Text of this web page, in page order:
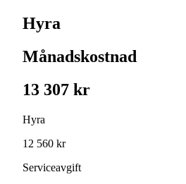
Hyra
Månadskostnad
13 307 kr
Hyra
12 560 kr
Serviceavgift